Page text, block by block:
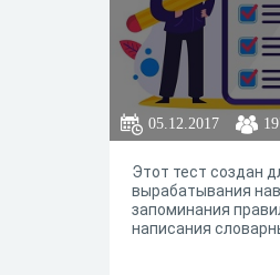
05.12.2017
Этот тест создан
вырабатывания
запоминания
написания